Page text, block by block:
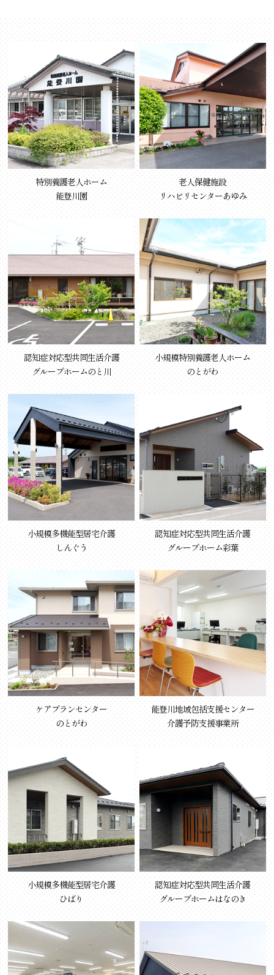
特別養護老人ホーム
能登川園
老人保健施設
リハビリセンターあゆみ
認知症対応型共同生活介護
グループホームのと川
小規模特別養護老人ホーム
のとがわ
小規模多機能型居宅介護
しんぐう
認知症対応型共同生活介護
グループホーム彩葉
ケアプランセンター
のとがわ
能登川地域包括支援センター
介護予防支援事業所
小規模多機能型居宅介護
ひばり
認知症対応型共同生活介護
グループホームはなのき